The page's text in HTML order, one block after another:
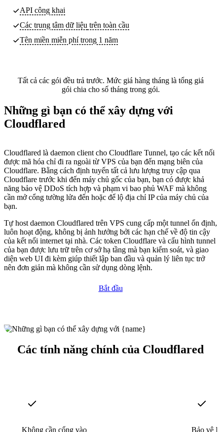
API công khai
Các trung tâm dữ liệu trên toàn cầu
Tên miền miễn phí trong 1 năm
Tất cả các gói đều trả trước. Mức giá hàng tháng là tổng giá
gói chia cho số tháng trong gói.
Những gì bạn có thể xây dựng với
Cloudflared
Cloudflared là daemon client cho Cloudflare Tunnel, tạo các kết nối
được mã hóa chỉ đi ra ngoài từ VPS của bạn đến mạng biên của
Cloudflare. Bằng cách định tuyến tất cả lưu lượng truy cập qua
Cloudflare trước khi đến máy chủ gốc của bạn, bạn có được khả
năng bảo vệ DDoS tích hợp và phạm vi bao phủ WAF mà không
cần mở cổng tường lửa đến hoặc để lộ địa chỉ IP của máy chủ của
bạn.
Tự host daemon Cloudflared trên VPS cung cấp một tunnel ổn định,
luôn hoạt động, không bị ảnh hưởng bởi các hạn chế về độ tin cậy
của kết nối internet tại nhà. Các token Cloudflare và cấu hình tunnel
của bạn được lưu trữ trên cơ sở hạ tầng mà bạn kiểm soát, và giao
diện web UI đi kèm giúp thiết lập ban đầu và quản lý liên tục trở
nên đơn giản mà không cần sử dụng dòng lệnh.
Bắt đầu
Các tính năng chính của Cloudflared
Không cần cổng vào Bảo vệ